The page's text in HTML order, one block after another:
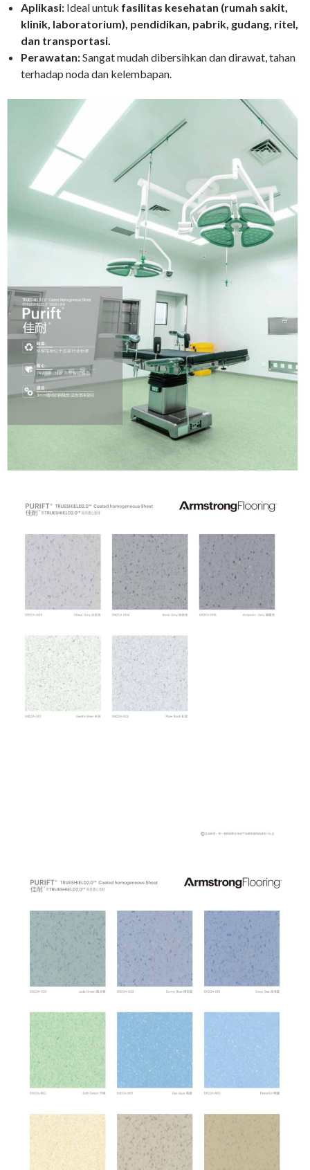
Aplikasi: Ideal untuk fasilitas kesehatan (rumah sakit,
klinik, laboratorium), pendidikan, pabrik, gudang, ritel,
dan transportasi.
Perawatan:Sangat mudah dibersihkan dan dirawat, tahan
terhadap noda dan kelembapan.